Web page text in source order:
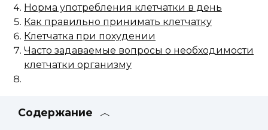
Норма употребления клетчатки в день
Как правильно принимать клетчатку
Клетчатка при похудении
Часто задаваемые вопросы о необходимости
клетчатки организму
Содержание